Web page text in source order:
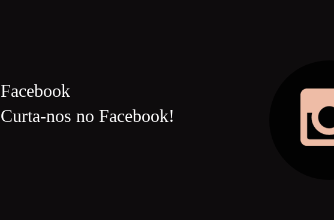
Facebook
Curta-nos no Facebook!